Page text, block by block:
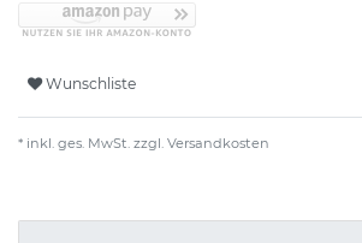
Wunschliste
* inkl. ges. MwSt. zzgl. Versandkosten